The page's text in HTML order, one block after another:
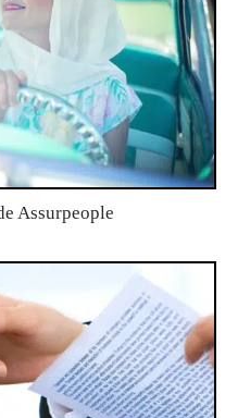
Assurpeople